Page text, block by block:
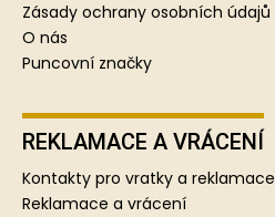
Zásady ochrany osobních údajů
O nás
Puncovní značky
REKLAMACE A VRÁCENÍ
Kontakty pro vratky a reklamace
Reklamace a vrácení